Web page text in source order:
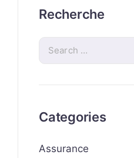
Recherche
Categories
Assurance